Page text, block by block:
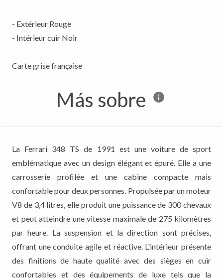
- Extérieur Rouge
- Intérieur cuir Noir
Más sobre
La Ferrari 348 TS de 1991 est une voiture de sport
emblématique avec un design élégant et épuré. Elle a une
carrosserie profilée et une cabine compacte mais
confortable pour deux personnes. Propulsée par un moteur
V8 de 3,4 litres, elle produit une puissance de 300 chevaux
et peut atteindre une vitesse maximale de 275 kilomètres
par heure. La suspension et la direction sont précises,
offrant une conduite agile et réactive. L'intérieur présente
des finitions de haute qualité avec des sièges en cuir
confortables et des équipements de luxe tels que la